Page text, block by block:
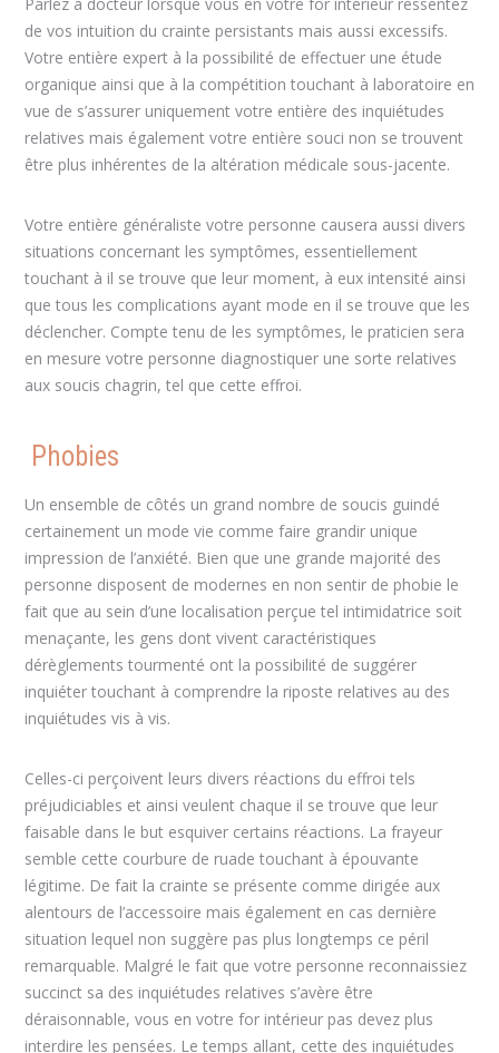
de vos intuition du crainte persistants mais aussi excessifs.
Votre entière expert à la possibilité de effectuer une étude
organique ainsi que à la compétition touchant à laboratoire en
vue de s’assurer uniquement votre entière des inquiétudes
relatives mais également votre entière souci non se trouvent
être plus inhérentes de la altération médicale sous-jacente.
Votre entière généraliste votre personne causera aussi divers
situations concernant les symptômes, essentiellement
touchant à il se trouve que leur moment, à eux intensité ainsi
que tous les complications ayant mode en il se trouve que les
déclencher. Compte tenu de les symptômes, le praticien sera
en mesure votre personne diagnostiquer une sorte relatives
aux soucis chagrin, tel que cette effroi.
Phobies
Un ensemble de côtés un grand nombre de soucis guindé
certainement un mode vie comme faire grandir unique
impression de l’anxiété. Bien que une grande majorité des
personne disposent de modernes en non sentir de phobie le
fait que au sein d’une localisation perçue tel intimidatrice soit
menaçante, les gens dont vivent caractéristiques
dérèglements tourmenté ont la possibilité de suggérer
inquiéter touchant à comprendre la riposte relatives au des
inquiétudes vis à vis.
Celles-ci perçoivent leurs divers réactions du effroi tels
préjudiciables et ainsi veulent chaque il se trouve que leur
faisable dans le but esquiver certains réactions. La frayeur
semble cette courbure de ruade touchant à épouvante
légitime. De fait la crainte se présente comme dirigée aux
alentours de l’accessoire mais également en cas dernière
situation lequel non suggère pas plus longtemps ce péril
remarquable. Malgré le fait que votre personne reconnaissiez
succinct sa des inquiétudes relatives s’avère être
déraisonnable, vous en votre for intérieur pas devez plus
interdire les pensées. Le temps allant, cette des inquiétudes